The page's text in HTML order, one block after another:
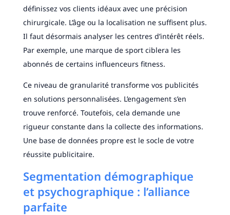
définissez vos clients idéaux avec une précision
chirurgicale. L’âge ou la localisation ne suffisent plus.
Il faut désormais analyser les centres d’intérêt réels.
Par exemple, une marque de sport ciblera les
abonnés de certains influenceurs fitness.
Ce niveau de granularité transforme vos publicités
en solutions personnalisées. L’engagement s’en
trouve renforcé. Toutefois, cela demande une
rigueur constante dans la collecte des informations.
Une base de données propre est le socle de votre
réussite publicitaire.
Segmentation démographique
et psychographique : l’alliance
parfaite